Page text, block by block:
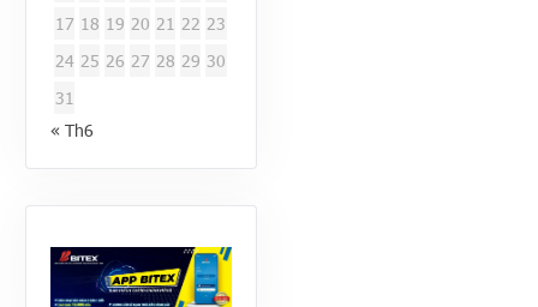
17 18 19 20 21 22 23
24 25 26 27 28 29 30
31
« Th6